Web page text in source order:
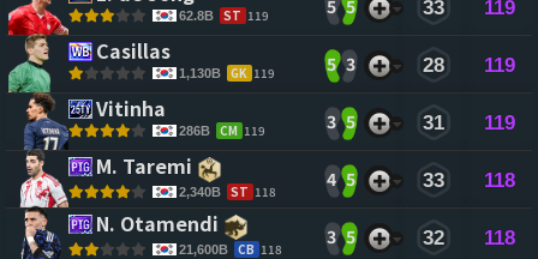
62.8B ST 119 5 5 33 119
Casillas
1,130B GK 119 5 3 28 119
Vitinha
286B CM 119 3 5 31 119
M. Taremi
2,340B ST 118
4 5 33 118
N. Otamendi
21,600B CB 118
3 5 32 118